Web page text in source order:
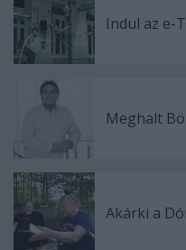
Indul az e-
Meghalt
Akárki a